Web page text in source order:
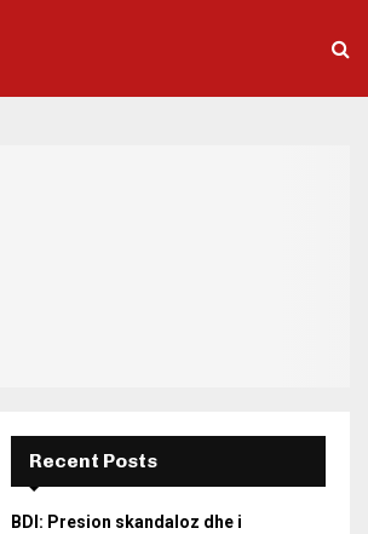
Recent Posts
BDI: Presion skandaloz dhe i